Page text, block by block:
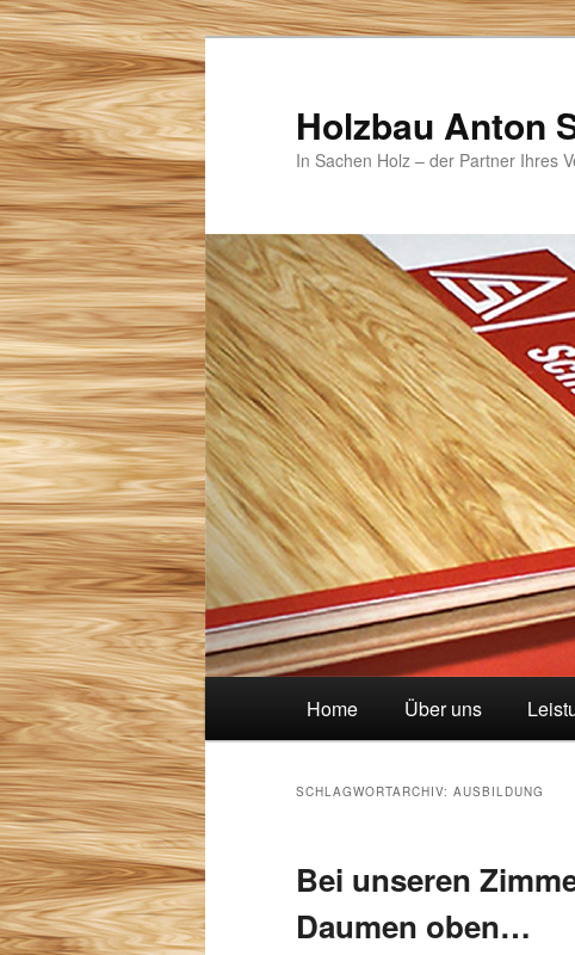
Zum
primären
Inhalt
springen
Zum
sekundären
Inhalt
springen
Holzbau Anton
In Sachen Holz – der Partner Ihres
Home Über uns
SCHLAGWORTARCHIV: AUSBILDUNG
Bei unseren
Daumen oben…